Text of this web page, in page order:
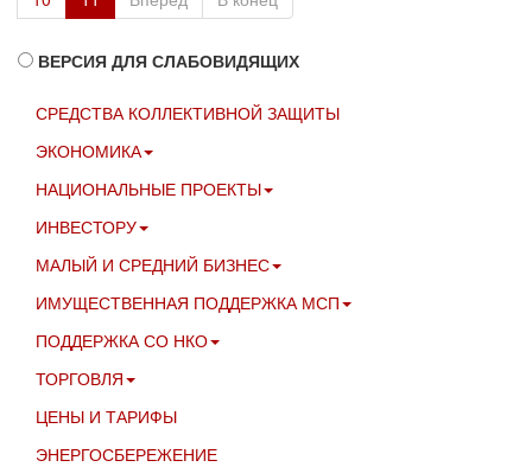
ВЕРСИЯ ДЛЯ СЛАБОВИДЯЩИХ
СРЕДСТВА КОЛЛЕКТИВНОЙ ЗАЩИТЫ
ЭКОНОМИКА
НАЦИОНАЛЬНЫЕ ПРОЕКТЫ
ИНВЕСТОРУ
МАЛЫЙ И СРЕДНИЙ БИЗНЕС
ИМУЩЕСТВЕННАЯ ПОДДЕРЖКА МСП
ПОДДЕРЖКА СО НКО
ТОРГОВЛЯ
ЦЕНЫ И ТАРИФЫ
ЭНЕРГОСБЕРЕЖЕНИЕ